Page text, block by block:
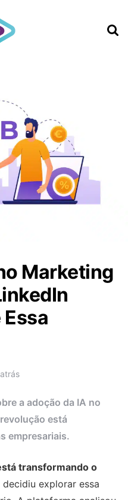
Marketing
a adoção da IA no
está
empresariais.
transformando o
decidiu explorar essa